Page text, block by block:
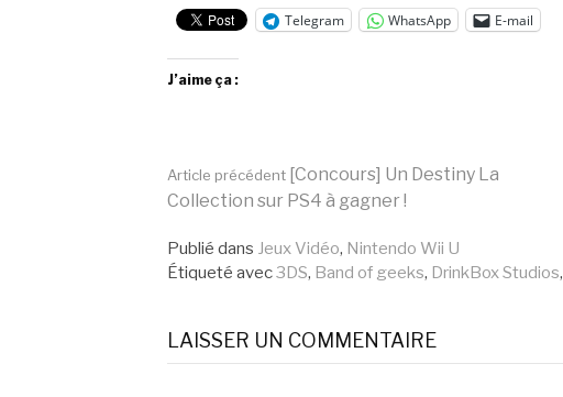
Telegram WhatsApp E-mail
J’aime ça :
Lire
la
suite
Article précédent [Concours] Un Destiny La
Collection sur PS4 à gagner !
Publié dans Jeux Vidéo, Nintendo Wii U
Étiqueté avec3DS, Band of geeks, DrinkBox Studios,
LAISSER UN COMMENTAIRE